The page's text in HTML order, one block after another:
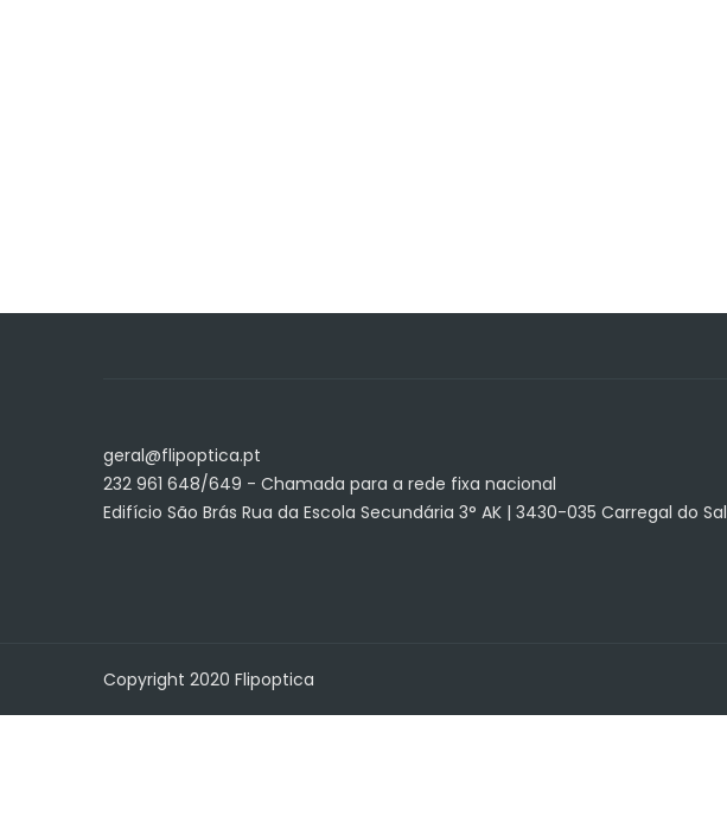
geral@flipoptica.pt
232 961 648/649 - Chamada para a rede fixa nacional
Edifício São Brás Rua da Escola Secundária 3° AK | 3430-035 Carregal do Sal
Copyright 2020 Flipoptica